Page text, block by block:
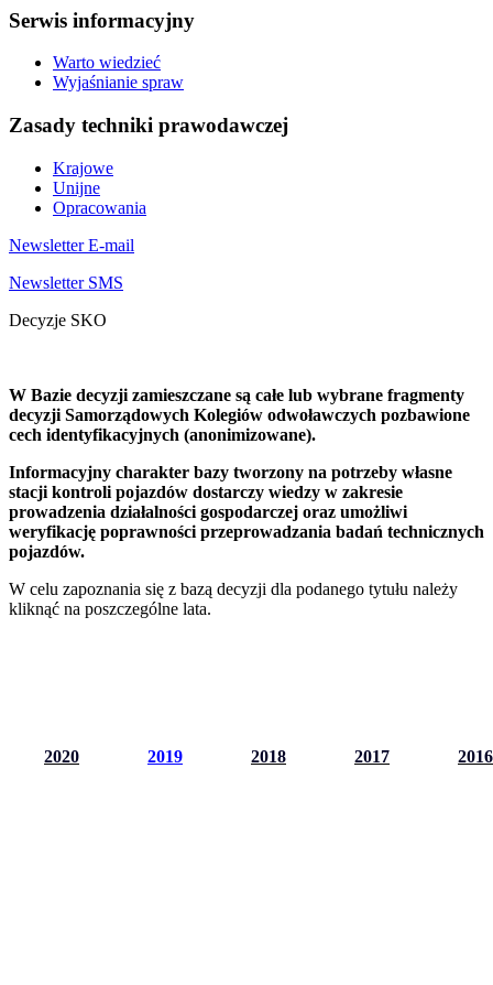
Serwis informacyjny
Warto wiedzieć
Wyjaśnianie spraw
Zasady techniki prawodawczej
Krajowe
Unijne
Opracowania
Newsletter E-mail
Newsletter SMS
Decyzje SKO
W Bazie decyzji zamieszczane są całe lub wybrane fragmenty
decyzji Samorządowych Kolegiów odwoławczych pozbawione
cech identyfikacyjnych (anonimizowane).
Informacyjny charakter bazy tworzony na potrzeby własne
stacji kontroli pojazdów dostarczy wiedzy w zakresie
prowadzenia działalności gospodarczej oraz umożliwi
weryfikację poprawności przeprowadzania badań technicznych
pojazdów.
W celu zapoznania się z bazą decyzji dla podanego tytułu należy
kliknąć na poszczególne lata.
2020 2019 2018 2017 2016